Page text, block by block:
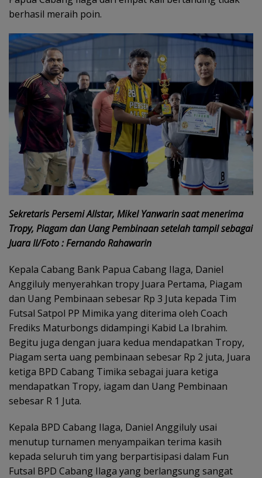
berhasil meraih poin.
Sekretaris Persemi Allstar, Mikel Yanwarin saat menerima
Tropy, Piagam dan Uang Pembinaan setelah tampil sebagai
Juara II/Foto : Fernando Rahawarin
Kepala Cabang Bank Papua Cabang Ilaga, Daniel
Anggiluly menyerahkan tropy Juara Pertama, Piagam
dan Uang Pembinaan sebesar Rp 3 Juta kepada Tim
Futsal Satpol PP Mimika yang diterima oleh Coach
Frediks Maturbongs didampingi Kabid La Ibrahim.
Begitu juga dengan juara kedua mendapatkan Tropy,
Piagam serta uang pembinaan sebesar Rp 2 juta, Juara
ketiga BPD Cabang Timika sebagai juara ketiga
mendapatkan Tropy, iagam dan Uang Pembinaan
sebesar R 1 Juta.
Kepala BPD Cabang Ilaga, Daniel Anggiluly usai
menutup turnamen menyampaikan terima kasih
kepada seluruh tim yang berpartisipasi dalam Fun
Futsal BPD Cabang Ilaga yang berlangsung sangat